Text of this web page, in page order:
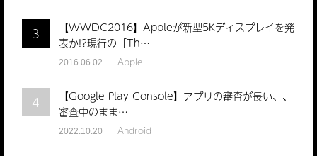
3
【WWDC2016】Appleが新型5Kディスプレイを発
表か!?現行の「Th…
2016.06.02 Apple
4
【Google Play Console】アプリの審査が長い、、
審査中のまま…
2022.10.20 Android